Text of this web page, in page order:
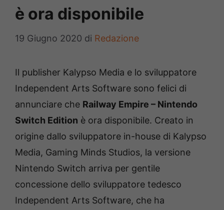
è ora disponibile
19 Giugno 2020 di Redazione
Il publisher Kalypso Media e lo sviluppatore
Independent Arts Software sono felici di
annunciare che Railway Empire – Nintendo
Switch Edition è ora disponibile. Creato in
origine dallo sviluppatore in-house di Kalypso
Media, Gaming Minds Studios, la versione
Nintendo Switch arriva per gentile
concessione dello sviluppatore tedesco
Independent Arts Software, che ha